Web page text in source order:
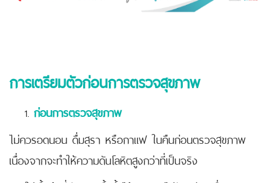
การเตรียมตัวก่อนการตรวจสุขภาพ
ก่อนการตรวจสุขภาพ
ไม่ควรอดนอน ดื่มสุรา หรือกาแฟ ในคืนก่อนตรวจสุขภาพ
เนื่องจากจะทำให้ความดันโลหิตสูงกว่าที่เป็นจริง